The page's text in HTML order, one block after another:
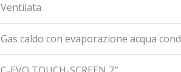
Ventilata
Gas caldo con evaporazione acqua